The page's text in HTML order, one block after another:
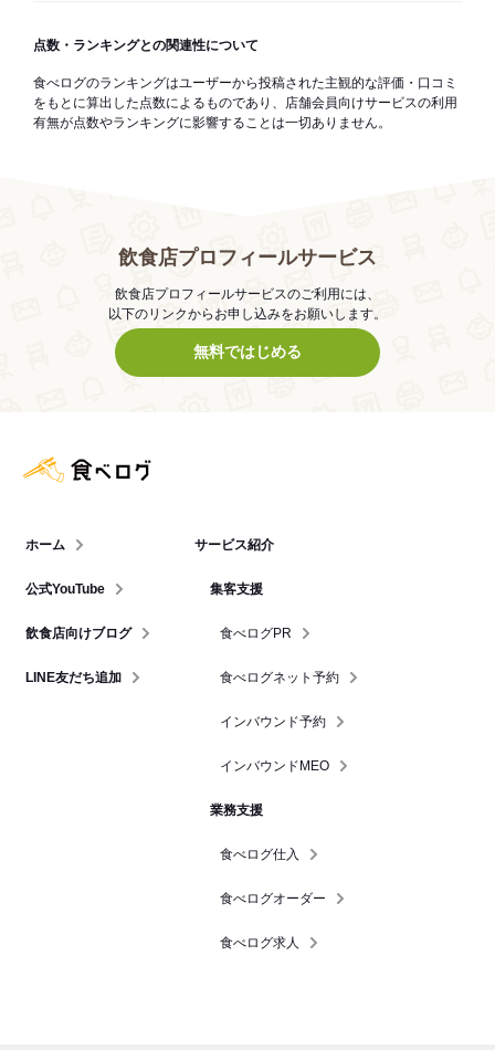
点数・ランキングとの関連性について
食べログのランキングはユーザーから投稿された主観的な評価・口コミ
をもとに算出した点数によるものであり、店舗会員向けサービスの利用
有無が点数やランキングに影響することは一切ありません。
飲食店プロフィールサービス
飲食店プロフィールサービスのご利用には、
以下のリンクからお申し込みをお願いします。
無料ではじめる
ホーム
公式YouTube
飲食店向けブログ
LINE友だち追加
サービス紹介
集客支援
食べログPR
食べログネット予約
インバウンド予約
インバウンドMEO
業務支援
食べログ仕入
食べログオーダー
食べログ求人